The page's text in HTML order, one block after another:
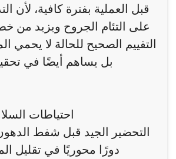
قبل العملية بفترة كافية، لأن
على التئام الجروح ويزيد من
التقييم الصحيح للحالة لا
بل يساهم أيضًا في
احتياطات
التحضير الجيد قبل شفط
دورًا محوريًا في تقليل